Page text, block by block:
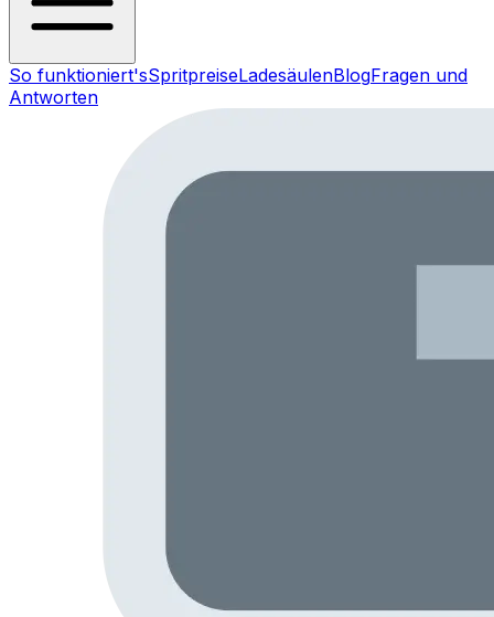
So funktioniert'sSpritpreiseLadesäulenBlogFragen und
Antworten